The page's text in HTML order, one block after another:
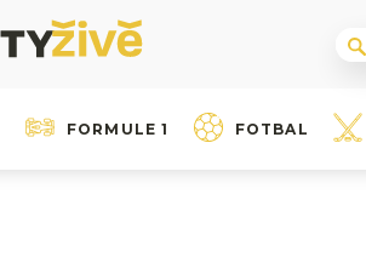
FORMULE 1 FOTBAL